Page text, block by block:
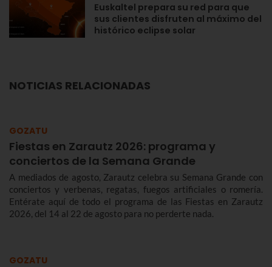
Euskaltel prepara su red para que
sus clientes disfruten al máximo del
histórico eclipse solar
NOTICIAS RELACIONADAS
GOZATU
Fiestas en Zarautz 2026: programa y
conciertos de la Semana Grande
A mediados de agosto, Zarautz celebra su Semana Grande con
conciertos y verbenas, regatas, fuegos artificiales o romería.
Entérate aquí de todo el programa de las Fiestas en Zarautz
2026, del 14 al 22 de agosto para no perderte nada.
GOZATU